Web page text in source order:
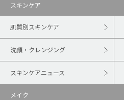
スキンケア
肌質別スキンケア
洗顔・クレンジング
スキンケアニュース
メイク